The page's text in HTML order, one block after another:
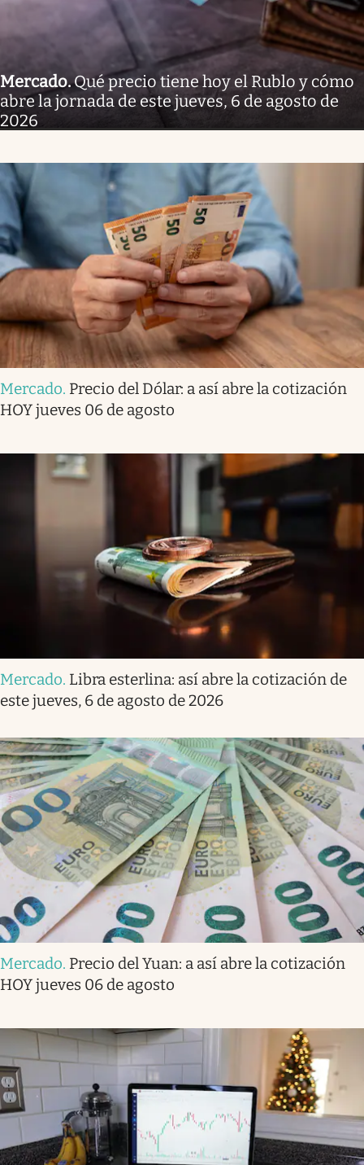
Mercado.Qué precio tiene hoy el Rublo y cómo
abre la jornada de este jueves, 6 de agosto de
2026
Mercado. Precio del Dólar: a así abre la cotización
HOY jueves 06 de agosto
Mercado. Libra esterlina: así abre la cotización de
este jueves, 6 de agosto de 2026
Mercado. Precio del Yuan: a así abre la cotización
HOY jueves 06 de agosto